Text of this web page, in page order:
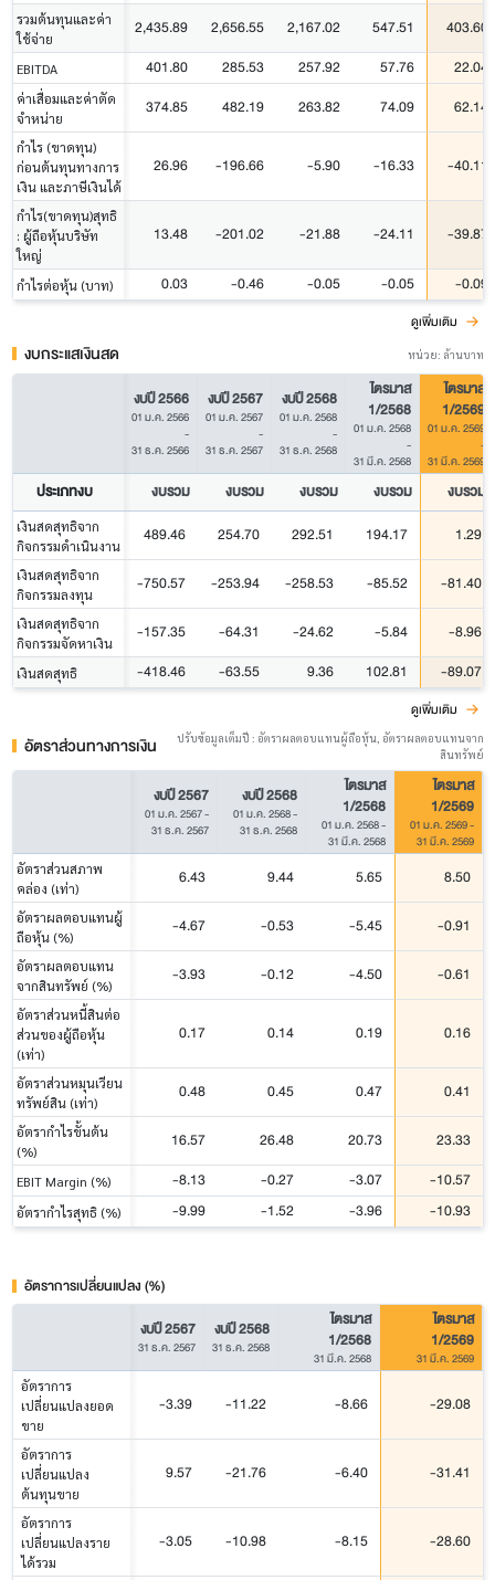
รวมต้นทุนและค่า
ใช้จ่าย
2,435.89 2,656.55 2,167.02 547.51 403.60
EBITDA 401.80 285.53 257.92 57.76 22.04
ค่าเสื่อมและค่าตัด
จำหน่าย
374.85 482.19 263.82 74.09 62.14
กำไร (ขาดทุน)
ก่อนต้นทุนทางการ
เงิน และภาษีเงินได้
26.96 -196.66 -5.90 -16.33 -40.11
กำไร(ขาดทุน)สุทธิ
: ผู้ถือหุ้นบริษัท
ใหญ่
13.48 -201.02 -21.88 -24.11 -39.87
กำไรต่อหุ้น (บาท) 0.03 -0.46 -0.05 -0.05 -0.09
ดูเพิ่มเติม
งบกระแสเงินสด หน่วย: ล้านบาท
งบปี 2566
01 ม.ค. 2566
-
31 ธ.ค. 2566
งบปี 2567
01 ม.ค. 2567
-
31 ธ.ค. 2567
งบปี 2568
01 ม.ค. 2568
-
31 ธ.ค. 2568
ไตรมาส
1/2568
01 ม.ค. 2568
-
31 มี.ค. 2568
ไตรมาส
1/2569
01 ม.ค. 2569
-
31 มี.ค. 2569
ประเภทงบ งบรวม งบรวม งบรวม งบรวม งบรวม
เงินสดสุทธิจาก
กิจกรรมดำเนินงาน
489.46 254.70 292.51 194.17 1.29
เงินสดสุทธิจาก
กิจกรรมลงทุน
-750.57 -253.94 -258.53 -85.52 -81.40
เงินสดสุทธิจาก
กิจกรรมจัดหาเงิน
-157.35 -64.31 -24.62 -5.84 -8.96
เงินสดสุทธิ -418.46 -63.55 9.36 102.81 -89.07
ดูเพิ่มเติม
อัตราส่วนทางการเงิน
ปรับข้อมูลเต็มปี : อัตราผลตอบแทนผู้ถือหุ้น, อัตราผลตอบแทนจาก
สินทรัพย์
งบปี 2567
01 ม.ค. 2567-
31 ธ.ค. 2567
งบปี 2568
01 ม.ค. 2568-
31 ธ.ค. 2568
ไตรมาส
1/2568
01 ม.ค. 2568-
31 มี.ค. 2568
ไตรมาส
1/2569
01 ม.ค. 2569-
31 มี.ค. 2569
อัตราส่วนสภาพ
คล่อง (เท่า)
6.43 9.44 5.65 8.50
อัตราผลตอบแทนผู้
ถือหุ้น (%)
-4.67 -0.53 -5.45 -0.91
อัตราผลตอบแทน
จากสินทรัพย์ (%)
-3.93 -0.12 -4.50 -0.61
อัตราส่วนหนี้สินต่อ
ส่วนของผู้ถือหุ้น
(เท่า)
0.17 0.14 0.19 0.16
อัตราส่วนหมุนเวียน
ทรัพย์สิน (เท่า)
0.48 0.45 0.47 0.41
อัตรากำไรขั้นต้น
(%)
16.57 26.48 20.73 23.33
EBIT Margin (%) -8.13 -0.27 -3.07 -10.57
อัตรากำไรสุทธิ (%) -9.99 -1.52 -3.96 -10.93
อัตราการเปลี่ยนแปลง (%)
งบปี 2567
31 ธ.ค. 2567
งบปี 2568
31 ธ.ค. 2568
ไตรมาส
1/2568
31 มี.ค. 2568
ไตรมาส
1/2569
31 มี.ค. 2569
อัตราการ
เปลี่ยนแปลงยอด
ขาย
-3.39 -11.22 -8.66 -29.08
อัตราการ
เปลี่ยนแปลง
ต้นทุนขาย
9.57 -21.76 -6.40 -31.41
อัตราการ
เปลี่ยนแปลงราย
ได้รวม
-3.05 -10.98 -8.15 -28.60